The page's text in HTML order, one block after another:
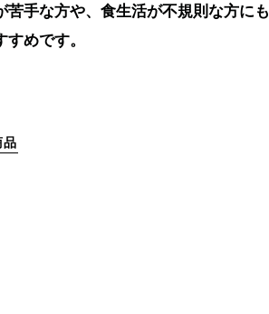
手な方や、食生活が不規則な方にも
めです。